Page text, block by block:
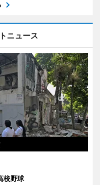
ニュース
校野球